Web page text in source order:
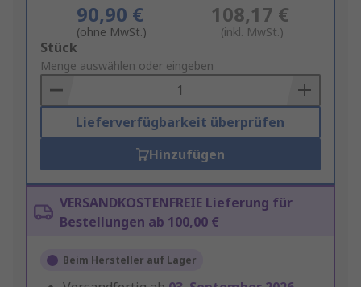
90,90 €
(ohne MwSt.)
108,17 €
(inkl. MwSt.)
Add
to
Basket
Stück
Menge auswählen oder eingeben
Lieferverfügbarkeit überprüfen
Hinzufügen
VERSANDKOSTENFREIE Lieferung für
Bestellungen ab 100,00 €
Beim Hersteller auf Lager